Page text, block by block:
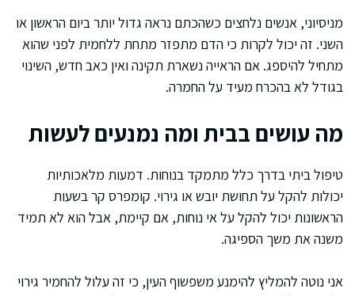
מניסיוני, אנשים נלחצים כשהכתם נראה גדול יותר ביום הראשון או
השני. זה יכול לקרות כי הדם מתפזר מתחת ללחמית לפני שהוא
מתחיל להיספג. אם הראייה נשארת תקינה ואין כאב חדש, השינוי
בגודל לא בהכרח מעיד על החמרה.
מה עושים בבית ומה נמנעים לעשות
טיפול ביתי בדרך כלל מתמקד בנוחות. דמעות מלאכותיות
יכולות להקל על תחושת יובש או גירוי. קומפרס קר בשעות
הראשונות יכול להקל על אי נוחות, אם קיימת, אבל הוא לא תמיד
משנה את משך הספיגה.
אני נוטה להמליץ להימנע משפשוף העין, כי זה עלול להחמיר גירוי